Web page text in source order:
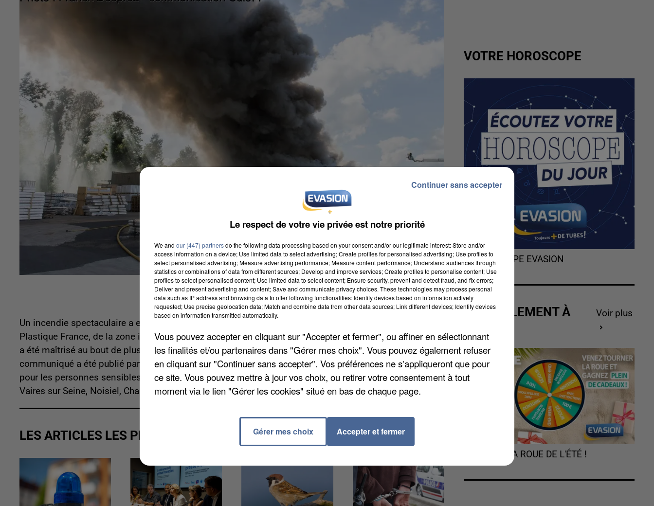
Un incendie spectaculaire a eu lieu vendredi à Chelles. Le sinistre s'est déclaré la société First
Plastique France, de la zone industrielle de la Trentaine. Tout un entrepôt est parti en fumée. L'incendie
a été maîtrisé au bout de plusieurs heures mais reste aujourd'hui toujours sous surveillance. Samedi un
communiqué a été publié par la préfecture du département afin de prévenir des risques respiratoires
pour les personnes sensibles, enfants, personnes âgées et femmes enceintes. Les villes de Chelles,
Vaires sur Seine, Noisiel, Champs sur Marne, Torcy et Brou étaient concernées.
LES ARTICLES LES PLUS VUS
VOTRE HOROSCOPE
L'HOROSCOPE EVASION
ACTUELLEMENT À
Voir plus
TOURNEZ LA ROUE DE L'ÉTÉ !
Le respect de votre vie privée est notre priorité
We and our (447) partnersdo the following data processing based on your consent and/or our legitimate interest: Store and/or
access information on a device; Use limited data to select advertising; Create profiles for personalised advertising; Use profiles to
select personalised advertising; Measure advertising performance; Measure content performance; Understand audiences through
statistics or combinations of data from different sources; Develop and improve services; Create profiles to personalise content; Use
profiles to select personalised content; Use limited data to select content; Ensure security, prevent and detect fraud, and fix errors;
Deliver and present advertising and content; Save and communicate privacy choices. These technologies may process personal
data such as IP address and browsing data to offer following functionalities: Identify devices based on information actively
requested; Use precise geolocation data; Match and combine data from other data sources; Link different devices; Identify devices
based on information transmitted automatically.
Vous pouvez accepter en cliquant sur "Accepter et fermer", ou affiner en sélectionnant
les finalités et/ou partenaires dans "Gérer mes choix". Vous pouvez également refuser
en cliquant sur "Continuer sans accepter". Vos préférences ne s'appliqueront que pour
ce site. Vous pouvez mettre à jour vos choix, ou retirer votre consentement à tout
moment via le lien "Gérer les cookies" situé en bas de chaque page.
Gérer mes choix Accepter et fermer
Continuer sans accepter